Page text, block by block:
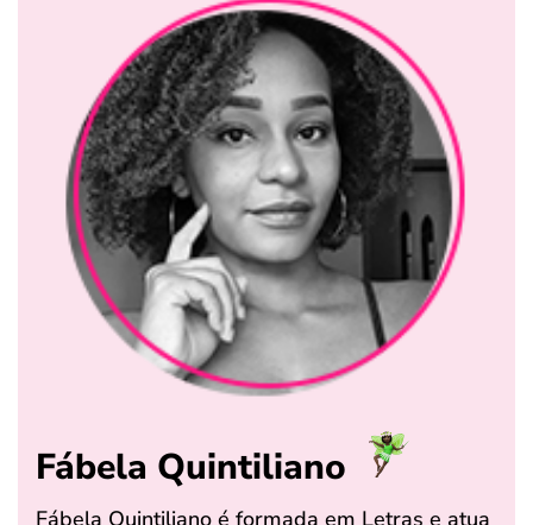
Fábela Quintiliano
Fábela Quintiliano é formada em Letras e atua